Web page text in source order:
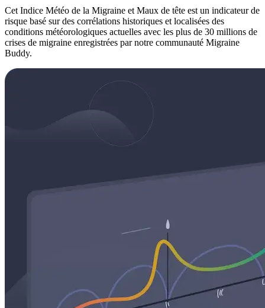
Cet Indice Météo de la Migraine et Maux de tête est un indicateur de
risque basé sur des corrélations historiques et localisées des
conditions météorologiques actuelles avec les plus de 30 millions de
crises de migraine enregistrées par notre communauté Migraine
Buddy.